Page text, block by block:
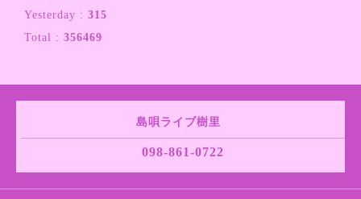
Yesterday : 315
Total : 356469
島唄ライブ樹里
098-861-0722